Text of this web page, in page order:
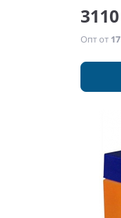
3110
Опт от 17